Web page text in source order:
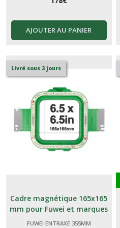
AJOUTER AU PANIER
Livré sous 3 jours
Cadre magnétique 165x165
mm pour Fuwei et marques
génériques Chinoises
FUWEI ENTRAXE 355MM